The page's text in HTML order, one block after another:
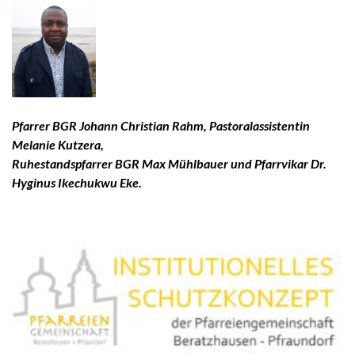
Pfarrer BGR Johann Christian Rahm, Pastoralassistentin
Melanie Kutzera,
Ruhestandspfarrer BGR Max Mühlbauerund Pfarrvikar Dr.
Hyginus Ikechukwu Eke.